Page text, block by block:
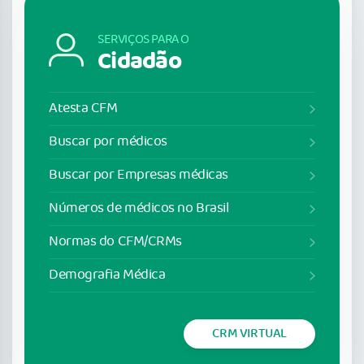
SERVIÇOS PARA O
Cidadão
Atesta CFM
Buscar por médicos
Buscar por Empresas médicas
Números de médicos no Brasil
Normas do CFM/CRMs
Demografia Médica
CRM VIRTUAL